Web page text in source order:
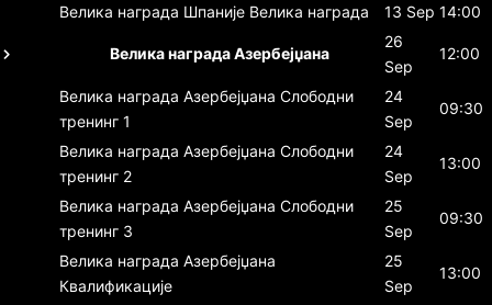
Велика награда Шпаније Велика награда 13 Sep 14:00
Велика награда Азербејџана
26
Sep
12:00
Велика награда Азербејџана Слободни
тренинг 1
24
Sep
09:30
Велика награда Азербејџана Слободни
тренинг 2
24
Sep
13:00
Велика награда Азербејџана Слободни
тренинг 3
25
Sep
09:30
Велика награда Азербејџана
Квалификације
25
Sep
13:00